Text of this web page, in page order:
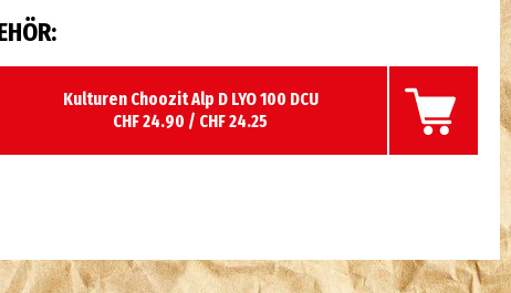
Kulturen Choozit Alp D LYO 100 DCU
CHF 24.90 / CHF 24.25